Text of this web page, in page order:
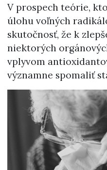
V prospech teórie,
úlohu voľných
skutočnosť, že k
niektorých
vplyvom
významne spomaliť